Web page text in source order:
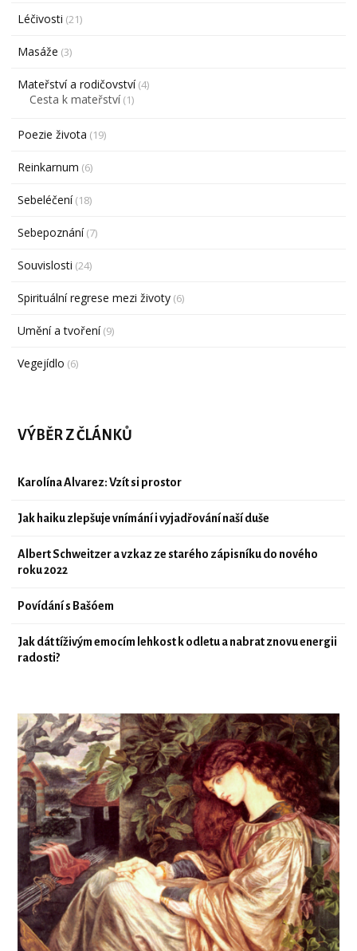
Léčivosti (21)
Masáže (3)
Mateřství a rodičovství(4)
Cesta k mateřství(1)
Poezie života (19)
Reinkarnum (6)
Sebeléčení(18)
Sebepoznání(7)
Souvislosti (24)
Spirituální regrese mezi životy (6)
Umění a tvoření(9)
Vegejídlo (6)
VÝBĚR Z ČLÁNKŮ
Karolína Alvarez: Vzít si prostor
Jak haiku zlepšuje vnímání i vyjadřování naší duše
Albert Schweitzer a vzkaz ze starého zápisníku do nového
roku 2022
Povídání s Bašóem
Jak dát tíživým emocím lehkost k odletu a nabrat znovu energii
radosti?